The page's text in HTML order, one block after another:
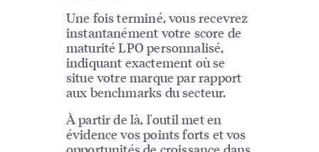
Une fois terminé, vous recevrez
instantanément votre score de
maturité LPO personnalisé,
indiquant exactement où se
situe votre marque par rapport
aux benchmarks du secteur.
À partir de là, l'outil met en
évidence vos points forts et vos
opportunités de croissance dans